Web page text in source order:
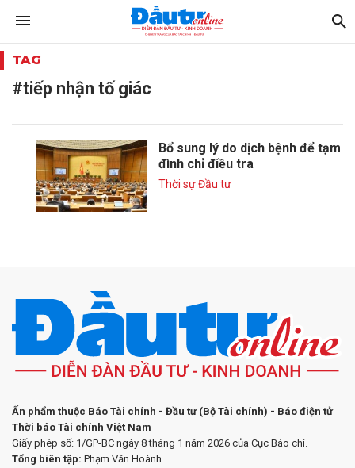
TAG
#tiếp nhận tố giác
Bổ sung lý do dịch bệnh để tạm
đình chỉ điều tra
Thời sự Đầu tư
Ấn phẩm thuộc Báo Tài chính - Đầu tư (Bộ Tài chính) - Báo điện tử
Thời báo Tài chính Việt Nam
Giấy phép số: 1/GP-BC ngày 8 tháng 1 năm 2026 của Cục Báo chí.
Tổng biên tập: Phạm Văn Hoành